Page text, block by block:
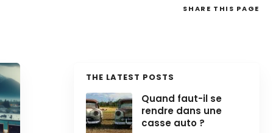
SHARE THIS PAGE
THE LATEST POSTS
Quand faut-il se
rendre dans une
casse auto ?